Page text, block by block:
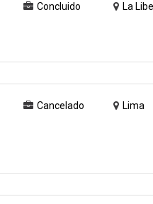
Concluido La
Cancelado Lima